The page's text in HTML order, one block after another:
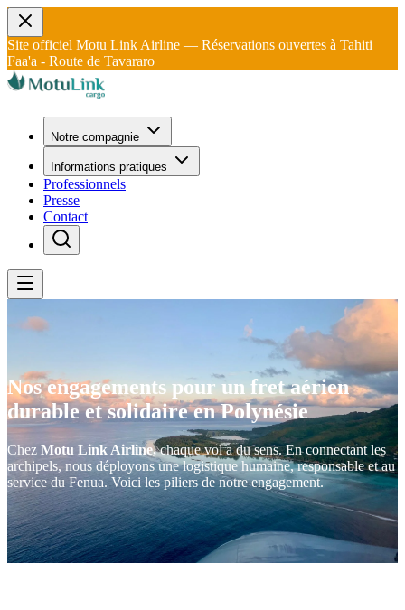
Site officiel Motu Link Airline — Réservations ouvertes à Tahiti
Faa'a - Route de Tavararo
Notre compagnie
Informations pratiques
Professionnels
Presse
Contact
Nos engagements pour un fret aérien
durableetsolidaireen Polynésie
Chez Motu Link Airline,chaque vol a du sens. En connectant les
archipels, nous déployons une logistique humaine, responsable et au
service du Fenua. Voici les piliers de notre engagement.